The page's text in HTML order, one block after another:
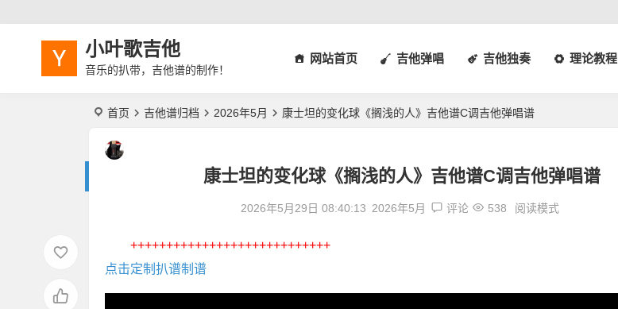
小叶歌吉他
音乐的扒带，吉他谱的制作！
网站首页 吉他弹唱 吉他独奏 理论教程
首页 吉他谱归档 2026年5月 康士坦的变化球《搁浅的人》吉他谱C调吉他弹唱谱
康士坦的变化球《搁浅的人》吉他谱C调吉他弹唱谱
2026年5月29日 08:40:13 2026年5月 评论 538 阅读模式
++++++++++++++++++++++++++++
点击定制扒谱制谱